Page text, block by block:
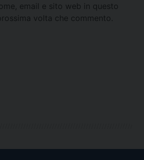
email e sito web in questo
volta che commento.